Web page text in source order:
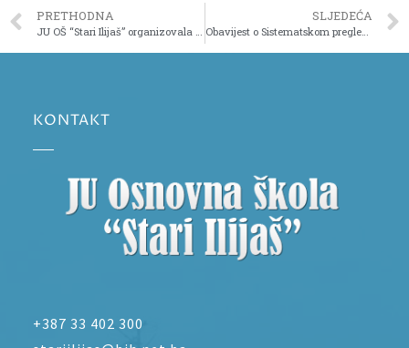
PRETHODNA
JU OŠ “Stari Ilijaš” organizovala turnir u malom nogometu
SLJEDEĆA
Obavijest o Sistematskom pregledu u OŠ “Stari Ilijaš”
KONTAKT
+387 33 402 300